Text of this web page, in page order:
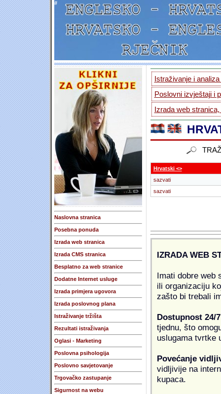
#
Naslovna stranica
Posebna ponuda
Izrada web stranica
Izrada CMS stranica
Besplatno za web stranice
Dodatne Internet usluge
Izrada primjera ugovora
Izrada poslovnog plana
Istraživanje tržišta
Rezultati istraživanja
Oglasi - Marketing
Poslovna psihologija
Poslovno savjetovanje
Trgovačko zastupanje
Sigurnost na webu
Istraživanje i
Poslovni izvještaji i
Izrada web
Hrvatski <>
sazvati
sazvati
IZRADA WEB
Imati dobre web
ili organizaciju
zašto bi trebali
Dostupnost 24/7
tjednu, što
uslugama tvrtke
Povećanje
vidljivije na
kupaca.